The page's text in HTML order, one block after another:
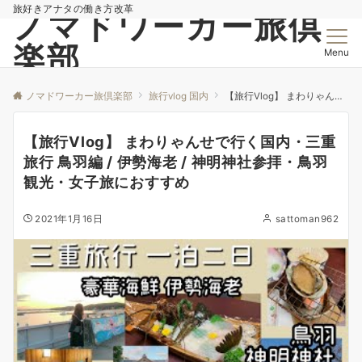
旅好きアナタの働き方改革
ノマドワーカー旅倶
楽部
Menu
ノマドワーカー旅倶楽部 旅行vlog 国内 【旅行Vlog】 まわりゃんせで行く国内・三重旅行 鳥羽編 / 伊勢海老 / 神明神社参拝・鳥羽観光・女子旅におすすめ
【旅行Vlog】 まわりゃんせで行く国内・三重
旅行 鳥羽編 / 伊勢海老 / 神明神社参拝・鳥羽
観光・女子旅におすすめ
2021年1月16日 sattoman962